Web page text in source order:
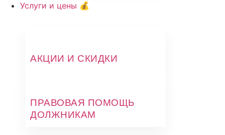
Услуги и цены 💰
АКЦИИ И СКИДКИ
ПРАВОВАЯ ПОМОЩЬ
ДОЛЖНИКАМ